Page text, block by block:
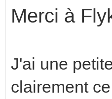
Merci à
J'ai une
clairement